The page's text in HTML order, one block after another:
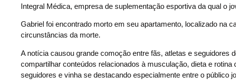
Integral Médica, empresa de suplementação esportiva da qual o
Gabriel foi encontrado morto em seu apartamento, localizado na
circunstâncias da morte.
A notícia causou grande comoção entre fãs, atletas e seguidores
compartilhar conteúdos relacionados à musculação, dieta e
seguidores e vinha se destacando especialmente entre o público